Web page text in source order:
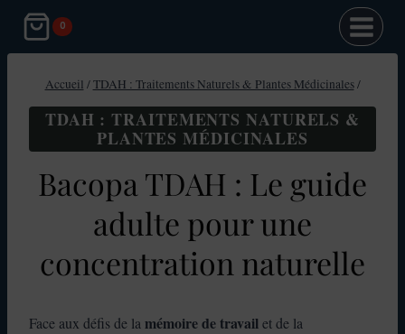
Aller
contenu
0
Accueil /TDAH : Traitements Naturels & Plantes Médicinales/
TDAH : TRAITEMENTS NATURELS &
PLANTES MÉDICINALES
Bacopa TDAH : Le guide
adulte pour une
concentration naturelle
Face aux défis de la mémoire de travail et de la